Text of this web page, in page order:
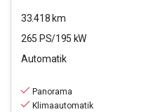
33.418 km
265 PS/195 kW
Automatik
Panorama
Klimaautomatik